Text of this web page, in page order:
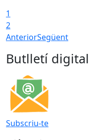
1
2
AnteriorSegüent
Butlletí digital
Subscriu-te